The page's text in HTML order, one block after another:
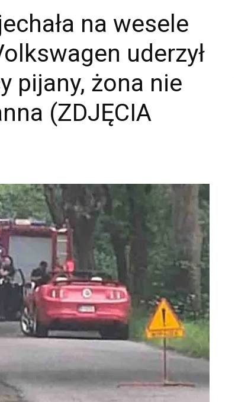
na wesele
uderzył
pijany, żona nie
(ZDJĘCIA